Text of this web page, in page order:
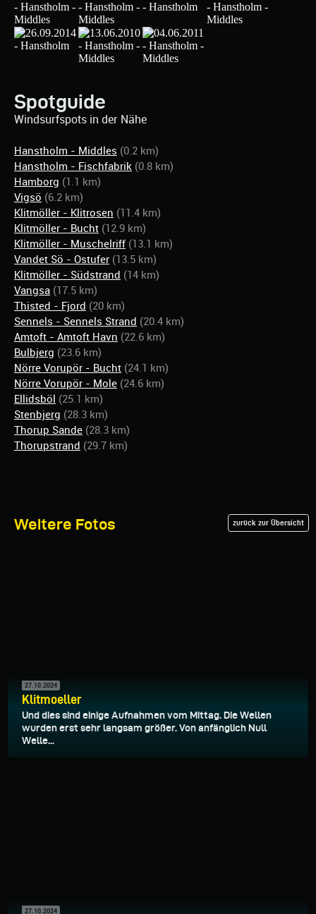
Spotguide
Windsurfspots in der Nähe
Hanstholm - Middles (0.2 km)
Hanstholm - Fischfabrik (0.8 km)
Hamborg (1.1 km)
Vigsö (6.2 km)
Klitmöller - Klitrosen (11.4 km)
Klitmöller - Bucht (12.9 km)
Klitmöller - Muschelriff (13.1 km)
Vandet Sö - Ostufer (13.5 km)
Klitmöller - Südstrand (14 km)
Vangsa (17.5 km)
Thisted - Fjord (20 km)
Sennels - Sennels Strand (20.4 km)
Amtoft - Amtoft Havn (22.6 km)
Bulbjerg (23.6 km)
Nörre Vorupör - Bucht (24.1 km)
Nörre Vorupör - Mole (24.6 km)
Ellidsböl (25.1 km)
Stenbjerg (28.3 km)
Thorup Sande (28.3 km)
Thorupstrand (29.7 km)
Weitere Fotos zurück zur Übersicht
27.10.2024
Klitmoeller
Und dies sind einige Aufnahmen vom Mittag. Die Wellen
wurden erst sehr langsam größer. Von anfänglich Null
Welle...
27.10.2024